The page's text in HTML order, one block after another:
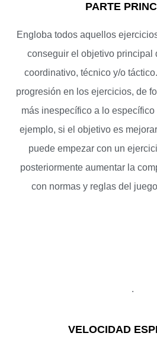
PARTE
Engloba todos aquellos
conseguir el objetivo principal
coordinativo, técnico y/o
progresión en los ejercicios, de
más inespecífico a lo
ejemplo, si el objetivo es
puede empezar con un
posteriormente aumentar la
con normas y reglas del
.
VELOCIDAD